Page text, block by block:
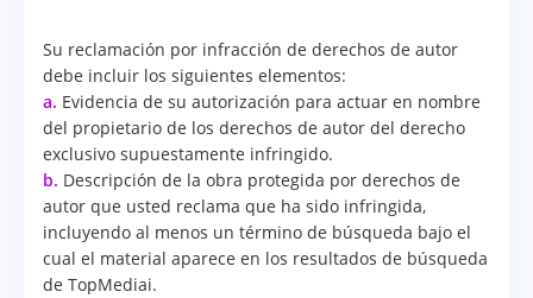
Su reclamación por infracción de derechos de autor
debe incluir los siguientes elementos:
a. Evidencia de su autorización para actuar en nombre
del propietario de los derechos de autor del derecho
exclusivo supuestamente infringido.
b. Descripción de la obra protegida por derechos de
autor que usted reclama que ha sido infringida,
incluyendo al menos un término de búsqueda bajo el
cual el material aparece en los resultados de búsqueda
de TopMediai.